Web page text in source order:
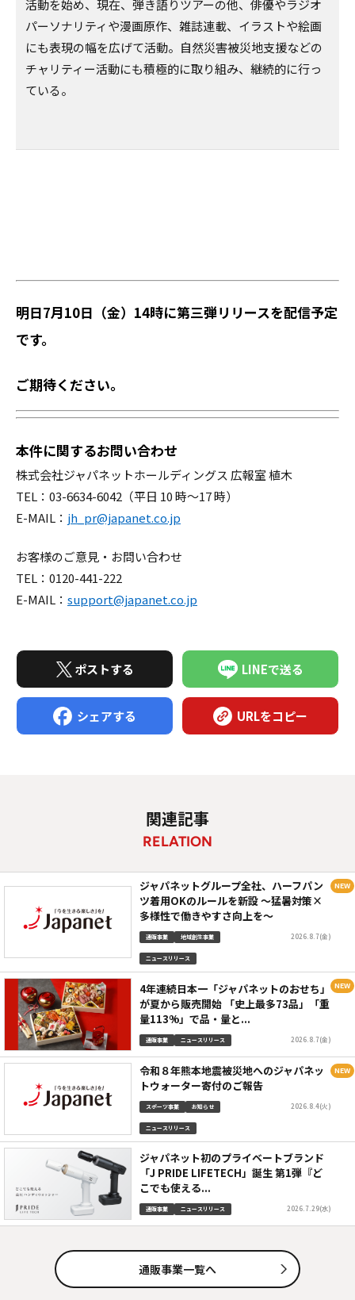
活動を始め、現在、弾き語りツアーの他、俳優やラジオ
パーソナリティや漫画原作、雑誌連載、イラストや絵画
にも表現の幅を広げて活動。自然災害被災地支援などの
チャリティー活動にも積極的に取り組み、継続的に行っ
ている。
明日7月10日（金）14時に第三弾リリースを配信予定
です。
ご期待ください。
本件に関するお問い合わせ
株式会社ジャパネットホールディングス 広報室 植木
TEL：03-6634-6042（平日 10 時～17 時）
E-MAIL： jh_pr@japanet.co.jp
お客様のご意見・お問い合わせ
TEL：0120-441-222
E-MAIL： support@japanet.co.jp
ポストする LINEで送る
シェアする URLをコピー
関連記事
RELATION
ジャパネットグループ全社、ハーフパン
ツ着用OKのルールを新設 ～猛暑対策×
多様性で働きやすさ向上を～
通販事業 地域創生事業
ニュースリリース
2026.8.7(金)
4年連続日本一「ジャパネットのおせち」
が夏から販売開始 「史上最多73品」「重
量113%」で品・量と...
通販事業 ニュースリリース 2026.8.7(金)
令和８年熊本地震被災地へのジャパネッ
トウォーター寄付のご報告
スポーツ事業 お知らせ
ニュースリリース
2026.8.4(火)
ジャパネット初のプライベートブランド
「J PRIDE LIFETECH」誕生 第1弾『ど
こでも使える...
通販事業 ニュースリリース 2026.7.29(水)
通販事業一覧へ